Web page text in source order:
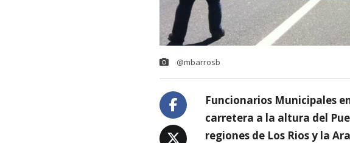
@mbarrosb
Funcionarios Municipales
carretera a la altura del
regiones de Los Rios y la